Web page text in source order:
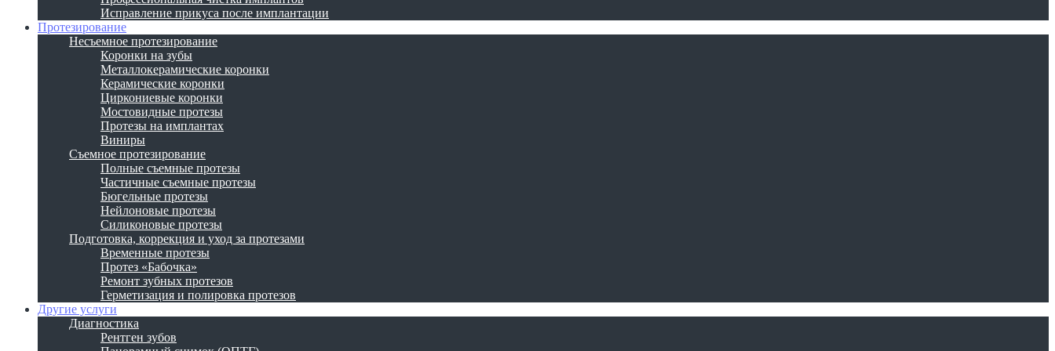
Исправление прикуса после имплантации
Протезирование
Несъемное протезирование
Коронки на зубы
Металлокерамические коронки
Керамические коронки
Циркониевые коронки
Мостовидные протезы
Протезы на имплантах
Виниры
Съемное протезирование
Полные съемные протезы
Частичные съемные протезы
Бюгельные протезы
Нейлоновые протезы
Силиконовые протезы
Подготовка, коррекция и уход за протезами
Временные протезы
Протез «Бабочка»
Ремонт зубных протезов
Герметизация и полировка протезов
Другие услуги
Диагностика
Рентген зубов